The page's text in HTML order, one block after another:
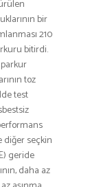
bir
210
bitirdi.
toz
test
diğer seçkin
geride
daha az